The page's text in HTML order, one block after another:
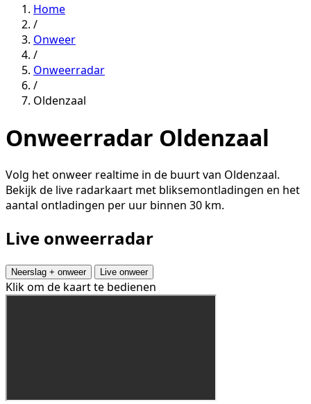
Home
/
Onweer
/
Onweerradar
/
Oldenzaal
Onweerradar Oldenzaal
Volg het onweer realtime in de buurt van Oldenzaal.
Bekijk de live radarkaart met bliksemontladingen en het
aantal ontladingen per uur binnen 30 km.
Live onweerradar
Neerslag + onweer Live onweer
Klik om de kaart te bedienen